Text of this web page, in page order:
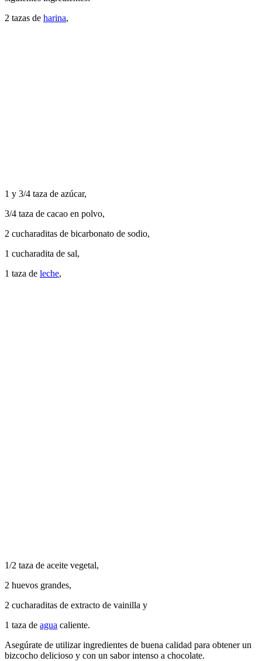
2 tazas de harina,
1 y 3/4 taza de azúcar,
3/4 taza de cacao en polvo,
2 cucharaditas de bicarbonato de sodio,
1 cucharadita de sal,
1 taza de leche,
1/2 taza de aceite vegetal,
2 huevos grandes,
2 cucharaditas de extracto de vainilla y
1 taza de agua caliente.
Asegúrate de utilizar ingredientes de buena calidad para obtener un
bizcocho delicioso y con un sabor intenso a chocolate.